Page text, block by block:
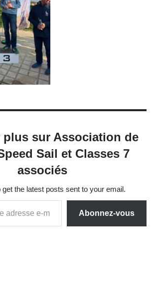
plus sur Association de
Sail et Classes 7
associés
get the latest posts sent to your email.
Abonnez-vous